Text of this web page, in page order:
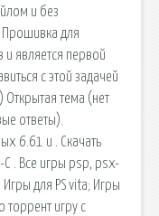
и без
Прошивка для
является первой
с этой задачей
Открытая тема (нет
ответы).
6.61 и . Скачать
. Все игры psp, psx-
для PS vita; Игры
торрент игру с